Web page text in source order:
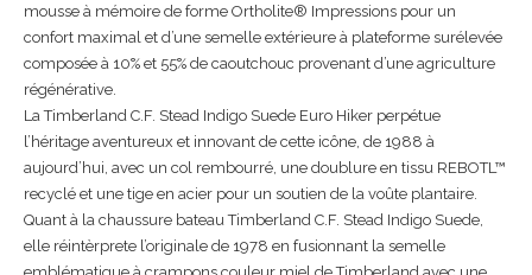
mousse à mémoire de forme Ortholite® Impressions pour un
confort maximal et d’une semelle extérieure à plateforme surélevée
composée à 10% et 55% de caoutchouc provenant d’une agriculture
régénérative.
La Timberland C.F. Stead Indigo Suede Euro Hiker perpétue
l’héritage aventureux et innovant de cette icône, de 1988 à
aujourd’hui, avec un col rembourré, une doublure en tissu REBOTL™
recyclé et une tige en acier pour un soutien de la voûte plantaire.
Quant à la chaussure bateau Timberland C.F. Stead Indigo Suede,
elle réintèrprete l’originale de 1978 en fusionnant la semelle